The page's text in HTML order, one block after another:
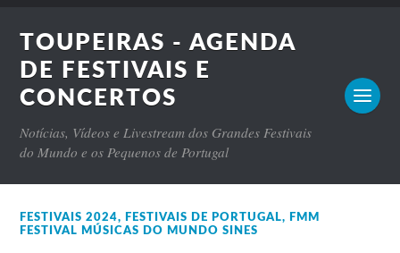
TOUPEIRAS - AGENDA
DE FESTIVAIS E
CONCERTOS
Notícias, Vídeos e Livestream dos Grandes Festivais
do Mundo e os Pequenos de Portugal
FESTIVAIS 2024, FESTIVAIS DE PORTUGAL,
FMM
FESTIVAL MÚSICAS DO MUNDO SINES